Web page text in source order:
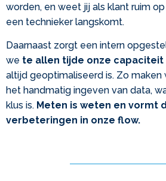
worden, en weet jij als klant ruim
een technieker langskomt.
Daarnaast zorgt een intern
we te allen tijde onze capaciteit
altijd geoptimaliseerd is. Zo
het handmatig ingeven van data,
klus is. Meten is weten en vormt
verbeteringen in onze flow.